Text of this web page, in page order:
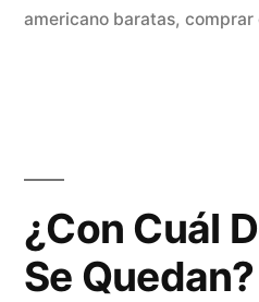
americano baratas, comprar
¿Con Cuál
Se Quedan?